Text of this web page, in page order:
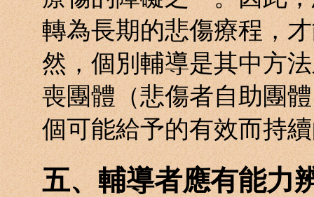
轉為長期的悲傷療程，
然，個別輔導是其中方
喪團體（悲傷者自助團
個可能給予的有效而持
五、輔導者應有能力